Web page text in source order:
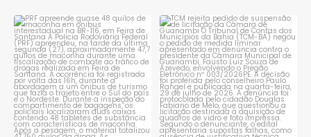
PRF apreende quase 48 quilos
de maconha em ônibus...
1 0
TCM rejeita pedido de
suspensão de licitação da...
1 0